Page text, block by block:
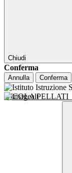
Chiudi
Conferma
Annulla Conferma
NICOLA PELLATI